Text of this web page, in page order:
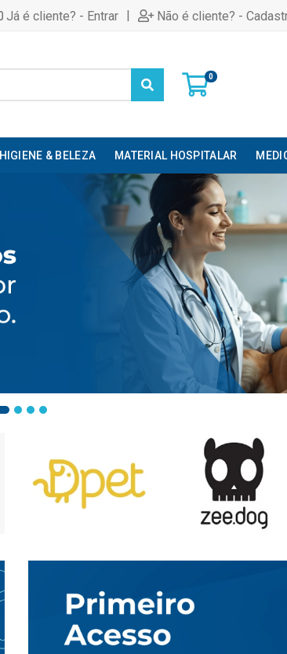
Já é cliente? - Entrar | Não é cliente? -
0
HIGIENE & BELEZA MATERIAL HOSPITALAR